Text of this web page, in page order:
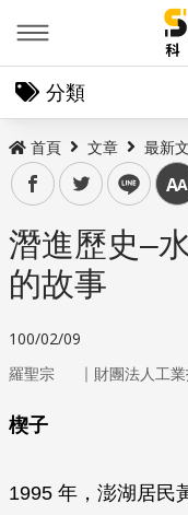
分類
首頁 文章 最新
facebooktwitter line 中
潛進歷史–
的故事
100/02/09
羅聖宗 ｜ 財團法人工
楔子
1995 年，澎湖居民